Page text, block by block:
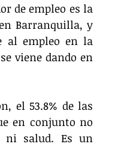
de empleo es la
Barranquilla, y
al empleo en la
viene dando en
el 53.8% de las
en conjunto no
salud. Es un